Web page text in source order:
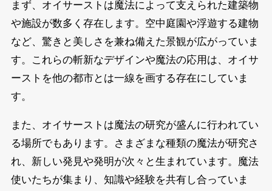
まず、オイサーストは魔法によって支えられた建築物
や施設が数多く存在します。空中庭園や浮遊する建物
など、驚きと美しさを兼ね備えた景観が広がっていま
す。これらの斬新なデザインや魔法の応用は、オイサ
ーストを他の都市とは一線を画する存在にしていま
す。
また、オイサーストは魔法の研究が盛んに行われてい
る場所でもあります。さまざまな種類の魔法が研究さ
れ、新しい発見や発明が次々と生まれています。魔法
使いたちが集まり、知識や経験を共有し合っていま